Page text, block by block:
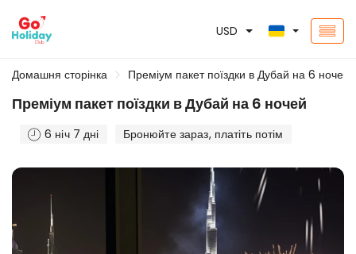
USD
Домашня сторінка Преміум пакет поїздки в Дубай на 6 ночей
Преміум пакет поїздки в Дубай на 6 ночей
6 ніч 7 дні Бронюйте зараз, платіть потім